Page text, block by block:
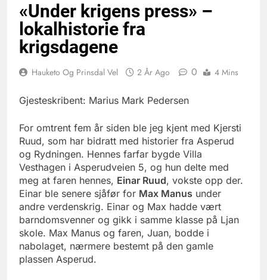
«Under krigens press» –
lokalhistorie fra
krigsdagene
Hauketo Og Prinsdal Vel 2 År Ago 0 4 Mins
Gjesteskribent: Marius Mark Pedersen
For omtrent fem år siden ble jeg kjent med Kjersti
Ruud, som har bidratt med historier fra Asperud
og Rydningen. Hennes farfar bygde Villa
Vesthagen i Asperudveien 5, og hun delte med
meg at faren hennes, Einar Ruud, vokste opp der.
Einar ble senere sjåfør for Max Manus under
andre verdenskrig. Einar og Max hadde vært
barndomsvenner og gikk i samme klasse på Ljan
skole. Max Manus og faren, Juan, bodde i
nabolaget, nærmere bestemt på den gamle
plassen Asperud.